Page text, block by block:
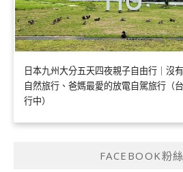
日本九州大分五天四夜親子自由行｜沒
自然旅行、爸媽最愛的放電自駕旅行（
行中）
FACEBOOK粉